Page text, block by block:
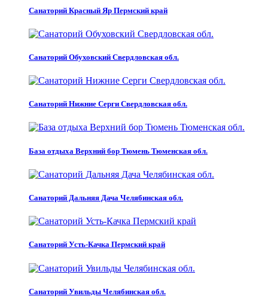
Санаторий Красный Яр Пермский край
Санаторий Обуховский Свердловская обл.
Санаторий Нижние Серги Свердловская обл.
База отдыха Верхний бор Тюмень Тюменская обл.
Санаторий Дальняя Дача Челябинская обл.
Санаторий Усть-Качка Пермский край
Санаторий Увильды Челябинская обл.